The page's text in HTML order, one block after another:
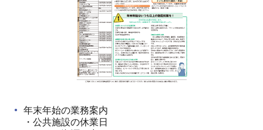
年末年始の業務案内
・公共施設の休業日